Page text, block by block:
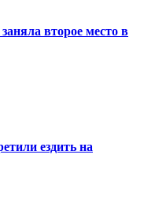
второе место в
ездить на